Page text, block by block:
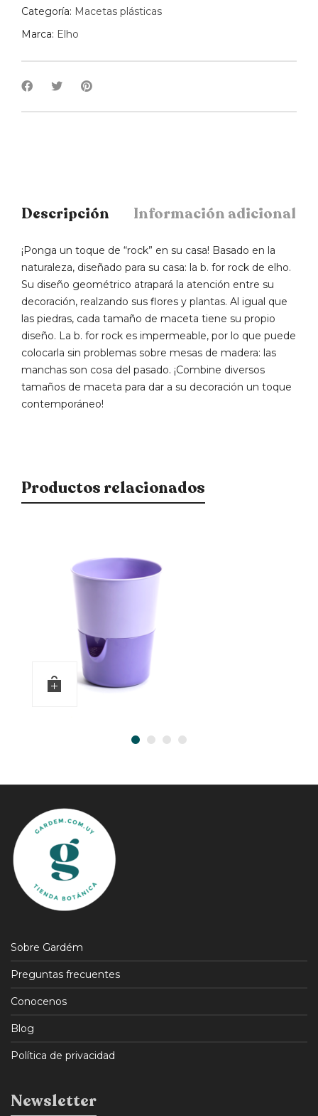
Categoría: Macetas plásticas
Marca: Elho
Descripción Información adicional
¡Ponga un toque de “rock” en su casa! Basado en la
naturaleza, diseñado para su casa: la b. for rock de elho.
Su diseño geométrico atrapará la atención entre su
decoración, realzando sus flores y plantas. Al igual que
las piedras, cada tamaño de maceta tiene su propio
diseño. La b. for rock es impermeable, por lo que puede
colocarla sin problemas sobre mesas de madera: las
manchas son cosa del pasado. ¡Combine diversos
tamaños de maceta para dar a su decoración un toque
contemporáneo!
Productos relacionados
Sobre Gardém
Preguntas frecuentes
Conocenos
Blog
Política de privacidad
Newsletter